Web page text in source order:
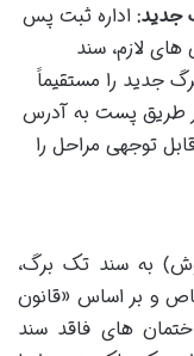
جدید: اداره ثبت پس
های لازم، سند
جدید را مستقیماً
طریق پست به آدرس
توجهی مراحل را
به سند تک برگ،
و بر اساس «قانون
های فاقد سند